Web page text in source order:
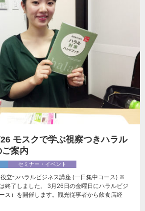
26 モスクで学ぶ視察つきハラル
案内
セミナー・イベント
立つハラルビジネス講座 (一日集中コース) ※
終了しました。 3月26日の金曜日にハラルビジ
ス）を開催します。観光従事者から飲食店経